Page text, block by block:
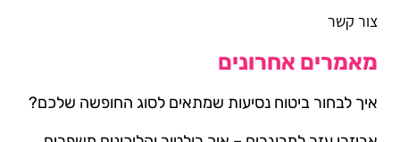
צור קשר
מאמרים אחרונים
איך לבחור ביטוח נסיעות שמתאים לסוג החופשה שלכם?